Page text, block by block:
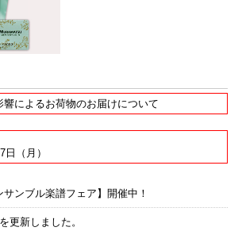
によるお荷物のお届けについて
（月）
サンブル楽譜フェア】開催中！
更新しました。